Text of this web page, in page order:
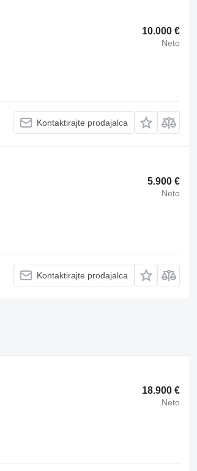
10.000 €
Neto
Kontaktirajte prodajalca
5.900 €
Neto
Kontaktirajte prodajalca
18.900 €
Neto